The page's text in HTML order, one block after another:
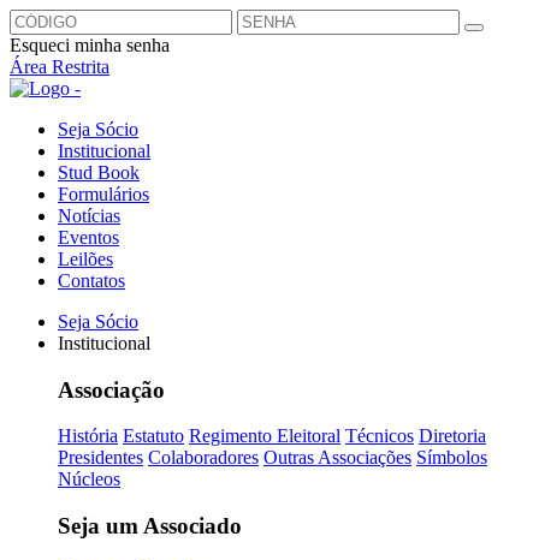
Esqueci minha senha
Área Restrita
Seja Sócio
Institucional
Stud Book
Formulários
Notícias
Eventos
Leilões
Contatos
Seja Sócio
Institucional
Associação
História Estatuto Regimento Eleitoral Técnicos Diretoria
Presidentes Colaboradores Outras Associações Símbolos
Núcleos
Seja um Associado